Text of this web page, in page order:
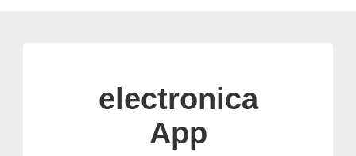
electronica
App